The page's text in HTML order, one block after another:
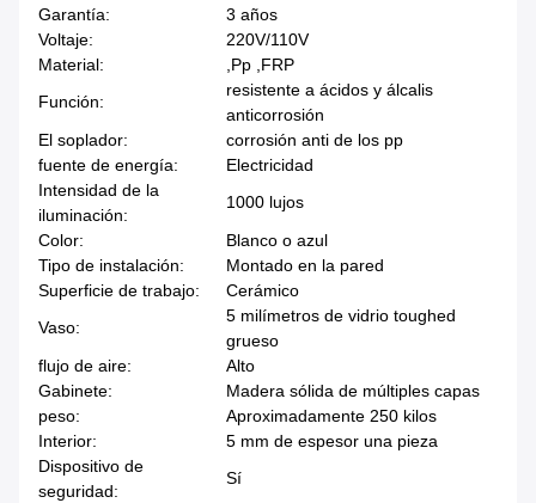
Garantía:
3 años
Voltaje:
220V/110V
Material:
,Pp ,FRP
Función:
resistente a ácidos y álcalis
anticorrosión
El soplador:
corrosión anti de los pp
fuente de energía:
Electricidad
Intensidad de la
iluminación:
1000 lujos
Color:
Blanco o azul
Tipo de instalación:
Montado en la pared
Superficie de trabajo:
Cerámico
Vaso:
5 milímetros de vidrio toughed
grueso
flujo de aire:
Alto
Gabinete:
Madera sólida de múltiples capas
peso:
Aproximadamente 250 kilos
Interior:
5 mm de espesor una pieza
Dispositivo de
seguridad:
Sí